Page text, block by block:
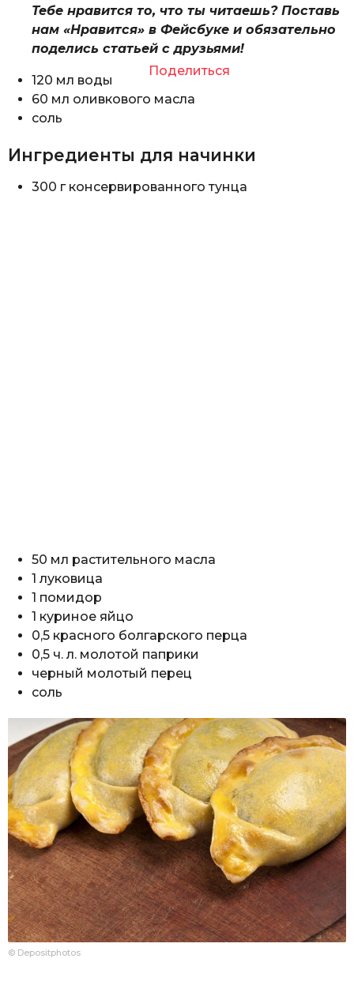
Тебе нравится то, что ты читаешь? Поставь
нам «Нравится» в Фейсбуке и обязательно
поделись статьей с друзьями!
Поделиться
120 мл воды
60 мл оливкового масла
соль
Ингредиенты для начинки
300 г консервированного тунца
50 мл растительного масла
1 луковица
1 помидор
1 куриное яйцо
0,5 красного болгарского перца
0,5 ч. л. молотой паприки
черный молотый перец
соль
© Depositphotos